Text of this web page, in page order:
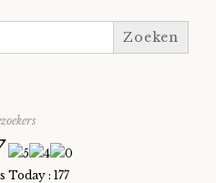
Today : 177